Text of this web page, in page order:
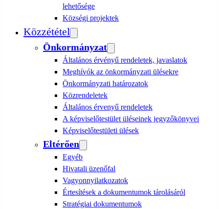
lehetősége
Községi projektek
Közzététel
Önkormányzat
Általános érvényű rendeletek, javaslatok
Meghívók az önkormányzati ülésekre
Önkormányzati határozatok
Közrendeletek
Általános érvenyű rendeletek
A képviselőtestület üléseinek jegyzőkönyvei
Képviselőtestületi ülések
Eltérően
Egyéb
Hivatali üzenőfal
Vagyonnyilatkozatok
Értesítések a dokumentumok tárolásáról
Stratégiai dokumentumok